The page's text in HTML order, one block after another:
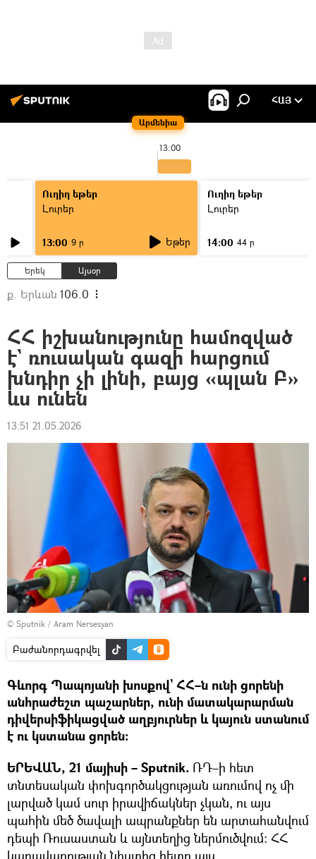
Արմենիա
ՀԱՅ
13:00
Ուղիղ եթեր
Լուրեր
13:00 9 ր Եթեր
Ուղիղ եթեր
Լուրեր
14:00 44 ր
Երեկ Այսօր
ք. Երևան 106.0
ՀՀ իշխանությունը համոզված
է` ռուսական գազի հարցում
խնդիր չի լինի, բայց «պլան Բ»
ևս ունեն
13:51 21.05.2026
© Sputnik / Aram Nersesyan
Բաժանորդագրվել
Գևորգ Պապոյանի խոսքով` ՀՀ–ն ունի ցորենի
անհրաժեշտ պաշարներ, ունի մատակարարման
դիվերսիֆիկացված աղբյուրներ և կայուն ստանում
է ու կստանա ցորեն։
ԵՐԵՎԱՆ, 21 մայիսի – Sputnik. ՌԴ–ի հետ
տնտեսական փոխգործակցության առումով ոչ մի
լարված կամ սուր իրավիճակներ չկան, ու այս
պահին մեծ ծավալի ապրանքներ են արտահանվում
դեպի Ռուսաստան և այնտեղից ներմուծվում։ ՀՀ
կառավարության նիստից հետո այս